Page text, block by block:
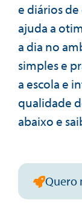
e diários de
ajuda a
a dia no
simples e
a escola e
qualidade
abaixo e
Quero